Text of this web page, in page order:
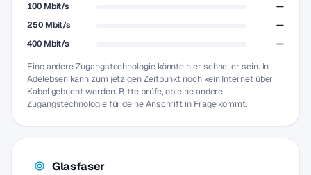
100 Mbit/s
—
250 Mbit/s
—
400 Mbit/s
—
Eine andere Zugangstechnologie könnte hier schneller sein. In
Adelebsen kann zum jetzigen Zeitpunkt noch kein Internet über
Kabel gebucht werden. Bitte prüfe, ob eine andere
Zugangstechnologie für deine Anschrift in Frage kommt.
Glasfaser